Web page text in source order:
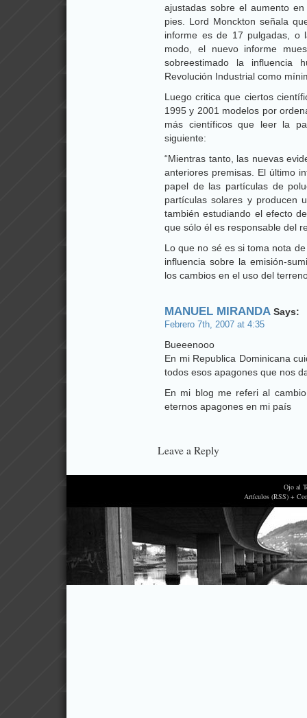
ajustadas sobre el aumento
pies. Lord Monckton señala
informe es de 17 pulgadas, o
modo, el nuevo informe
sobreestimado la influencia
Revolución Industrial como
Luego critica que ciertos
1995 y 2001 modelos por
más científicos que leer la
siguiente:
“Mientras tanto, las nuevas
anteriores premisas. El último
papel de las partículas de
partículas solares y producen
también estudiando el efecto
que sólo él es responsable del
Lo que no sé es si toma nota
influencia sobre la emisión-
los cambios en el uso del
MANUEL MIRANDA Says:
Febrero 7th, 2007 at 4:35
Bueeenooo
En mi Republica Dominicana
todos esos apagones que nos
En mi blog me referi al
eternos apagones en mi país
Leave a Reply
Ojo al
Artículos (RSS) +